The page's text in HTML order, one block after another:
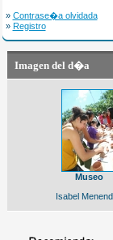
» Contrase�a olvidada
» Registro
Imagen del d�a
Museo
Isabel